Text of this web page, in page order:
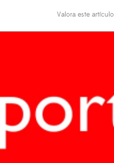
Valora este artículo